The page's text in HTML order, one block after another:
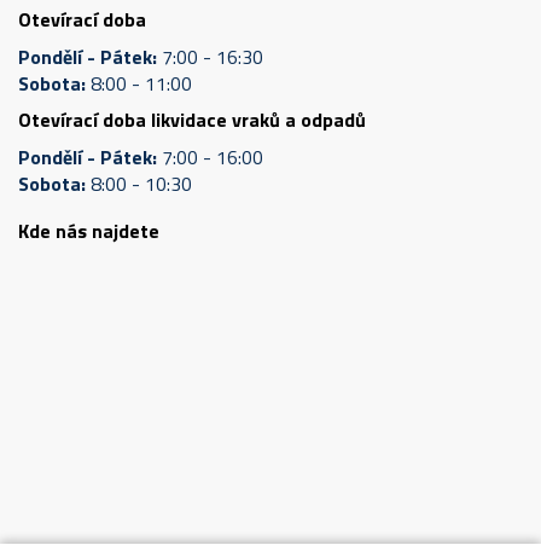
Otevírací doba
Pondělí - Pátek: 7:00 - 16:30
Sobota:8:00 - 11:00
Otevírací doba likvidace vraků a odpadů
Pondělí - Pátek: 7:00 - 16:00
Sobota:8:00 - 10:30
Kde nás najdete